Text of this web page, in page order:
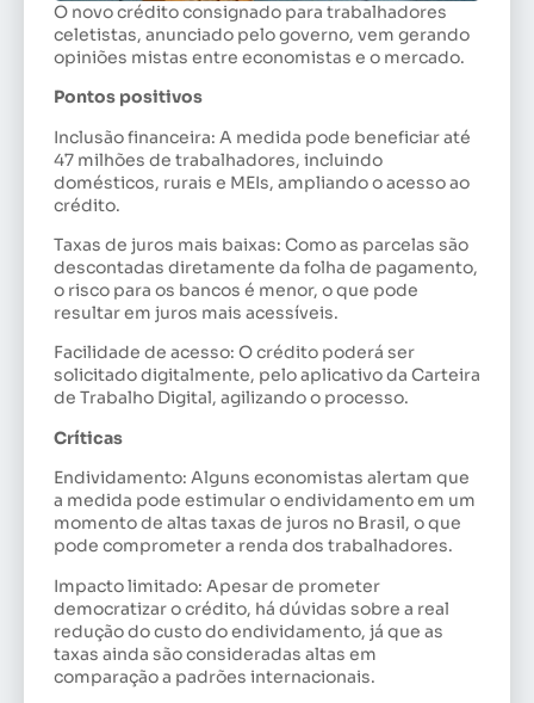
O novo crédito consignado para trabalhadores
celetistas, anunciado pelo governo, vem gerando
opiniões mistas entre economistas e o mercado.
Pontos positivos
Inclusão financeira: A medida pode beneficiar até
47 milhões de trabalhadores, incluindo
domésticos, rurais e MEIs, ampliando o acesso ao
crédito.
Taxas de juros mais baixas: Como as parcelas são
descontadas diretamente da folha de pagamento,
o risco para os bancos é menor, o que pode
resultar em juros mais acessíveis.
Facilidade de acesso: O crédito poderá ser
solicitado digitalmente, pelo aplicativo da Carteira
de Trabalho Digital, agilizando o processo.
Críticas
Endividamento: Alguns economistas alertam que
a medida pode estimular o endividamento em um
momento de altas taxas de juros no Brasil, o que
pode comprometer a renda dos trabalhadores.
Impacto limitado: Apesar de prometer
democratizar o crédito, há dúvidas sobre a real
redução do custo do endividamento, já que as
taxas ainda são consideradas altas em
comparação a padrões internacionais.